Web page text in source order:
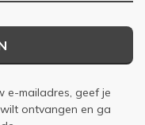
e-mailadres, geef je
ontvangen en ga